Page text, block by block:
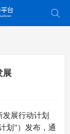
展
展行动计划
划”）发布，通